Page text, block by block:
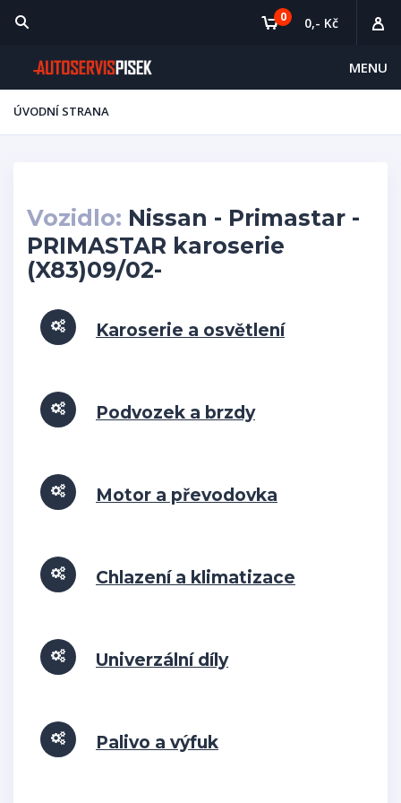
MENU
0 0,- Kč
ÚVODNÍ STRANA
Vozidlo: Nissan - Primastar -
PRIMASTAR karoserie
(X83)09/02-
Karoserie a osvětlení
Podvozek a brzdy
Motor a převodovka
Chlazení a klimatizace
Univerzální díly
Palivo a výfuk